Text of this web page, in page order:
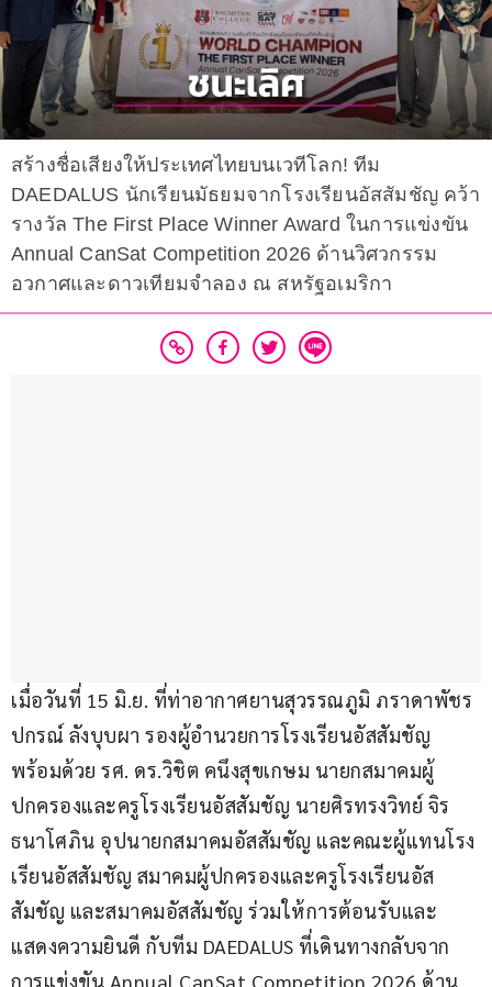
สร้างชื่อเสียงให้ประเทศไทยบนเวทีโลก! ทีม
DAEDALUS นักเรียนมัธยมจากโรงเรียนอัสสัมชัญ คว้า
รางวัล The First Place Winner Award ในการแข่งขัน
Annual CanSat Competition 2026 ด้านวิศวกรรม
อวกาศและดาวเทียมจำลอง ณ สหรัฐอเมริกา
เมื่อวันที่ 15 มิ.ย. ที่ท่าอากาศยานสุวรรณภูมิ ภราดาพัชร
ปกรณ์ ลังบุบผา รองผู้อำนวยการโรงเรียนอัสสัมชัญ
พร้อมด้วย รศ. ดร.วิชิต คนึงสุขเกษม นายกสมาคมผู้
ปกครองและครูโรงเรียนอัสสัมชัญ นายศิรทรงวิทย์ จิร
ธนาโศภิน อุปนายกสมาคมอัสสัมชัญ และคณะผู้แทนโรง
เรียนอัสสัมชัญ สมาคมผู้ปกครองและครูโรงเรียนอัส
สัมชัญ และสมาคมอัสสัมชัญ ร่วมให้การต้อนรับและ
แสดงความยินดี กับทีม DAEDALUS ที่เดินทางกลับจาก
การแข่งขัน Annual CanSat Competition 2026 ด้าน